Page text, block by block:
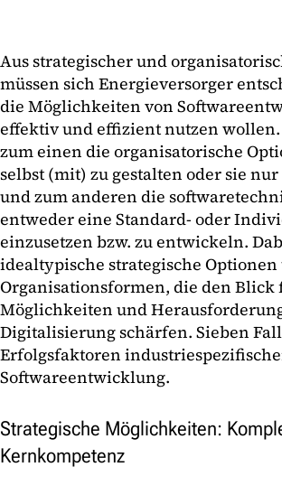
Aus strategischer und
müssen sich Energieversorger
die Möglichkeiten von
effektiv und effizient nutzen wollen.
zum einen die organisatorische
selbst (mit) zu gestalten oder sie
und zum anderen die
entweder eine Standard- oder
einzusetzen bzw. zu entwickeln.
idealtypische strategische
Organisationsformen, die den Blick
Möglichkeiten und
Digitalisierung schärfen. Sieben
Erfolgsfaktoren
Softwareentwicklung.
Strategische Möglichkeiten:
Kernkompetenz